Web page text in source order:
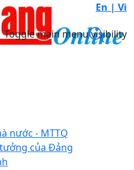
En | Vi
Toggle main menu visibility
nước - MTTQ
của Đảng